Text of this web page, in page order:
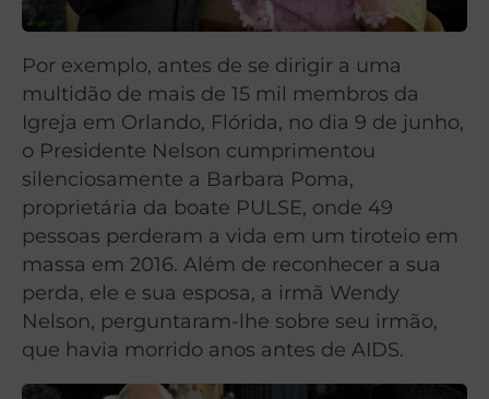
Por exemplo, antes de se dirigir a uma
multidão de mais de 15 mil membros da
Igreja em Orlando, Flórida, no dia 9 de junho,
o Presidente Nelson cumprimentou
silenciosamente a Barbara Poma,
proprietária da boate PULSE, onde 49
pessoas perderam a vida em um tiroteio em
massa em 2016. Além de reconhecer a sua
perda, ele e sua esposa, a irmã Wendy
Nelson, perguntaram-lhe sobre seu irmão,
que havia morrido anos antes de AIDS.